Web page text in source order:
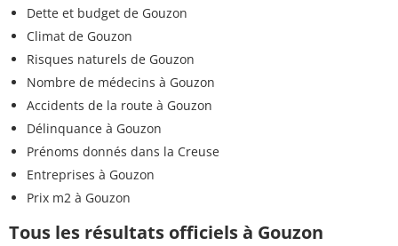
Dette et budget de Gouzon
Climat de Gouzon
Risques naturels de Gouzon
Nombre de médecins à Gouzon
Accidents de la route à Gouzon
Délinquance à Gouzon
Prénoms donnés dans la Creuse
Entreprises à Gouzon
Prix m2 à Gouzon
Tous les résultats officiels à Gouzon